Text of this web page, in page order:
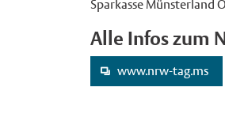
Sparkasse Münsterland
Alle Infos zum
www.nrw-tag.ms